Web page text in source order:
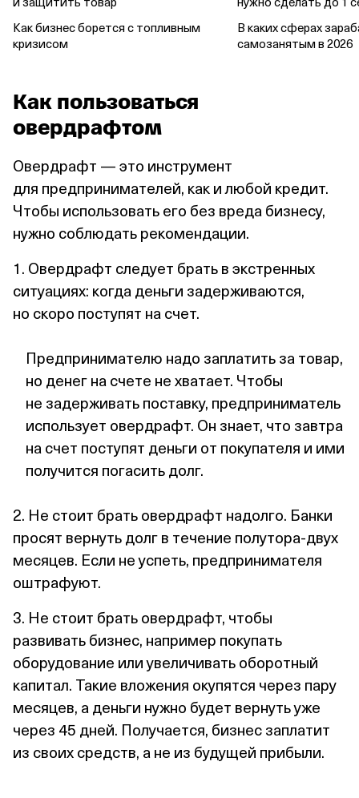
Как бизнес борется с топливным
кризисом
В каких сферах
самозанятым в 2026
Как пользоваться
овердрафтом
Овердрафт — это инструмент
для предпринимателей, как и любой кредит.
Чтобы использовать его без вреда бизнесу,
нужно соблюдать рекомендации.
1. Овердрафт следует брать в экстренных
ситуациях: когда деньги задерживаются,
но скоро поступят на счет.
Предпринимателю надо заплатить за товар,
но денег на счете не хватает. Чтобы
не задерживать поставку, предприниматель
использует овердрафт. Он знает, что завтра
на счет поступят деньги от покупателя и ими
получится погасить долг.
2. Не стоит брать овердрафт надолго. Банки
просят вернуть долг в течение полутора‑двух
месяцев. Если не успеть, предпринимателя
оштрафуют.
3. Не стоит брать овердрафт, чтобы
развивать бизнес, например покупать
оборудование или увеличивать оборотный
капитал. Такие вложения окупятся через пару
месяцев, а деньги нужно будет вернуть уже
через 45 дней. Получается, бизнес заплатит
из своих средств, а не из будущей прибыли.